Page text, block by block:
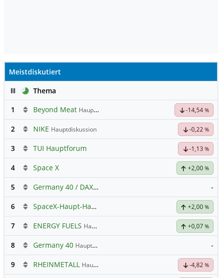
Meistdiskutiert
PauseThema
1
Beyond Meat Hauptdiskussion -14,54 %
2 NIKE Hauptdiskussion -0,22 %
3 TUI Hauptforum -1,13 %
4 Space X +2,00 %
5 Germany 40 / DAX Prognose -
6 SpaceX-Haupt-Hauptforum +2,00 %
7 ENERGY FUELS Hauptdiskussion +0,07 %
8 Germany 40 Hauptdiskussion -
9 RHEINMETALL Hauptdiskussion -4,82 %